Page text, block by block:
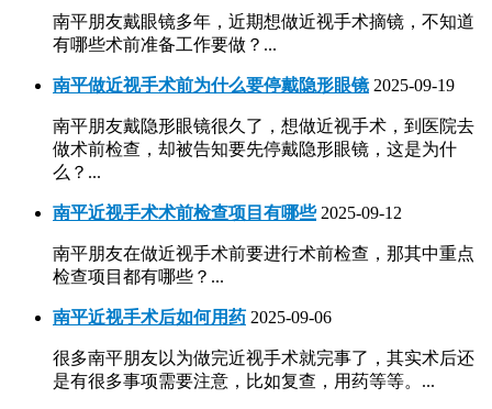
南平朋友戴眼镜多年，近期想做近视手术摘镜，不知道
有哪些术前准备工作要做？...
南平做近视手术前为什么要停戴隐形眼镜 2025-09-19
南平朋友戴隐形眼镜很久了，想做近视手术，到医院去
做术前检查，却被告知要先停戴隐形眼镜，这是为什
么？...
南平近视手术术前检查项目有哪些 2025-09-12
南平朋友在做近视手术前要进行术前检查，那其中重点
检查项目都有哪些？...
南平近视手术后如何用药 2025-09-06
很多南平朋友以为做完近视手术就完事了，其实术后还
是有很多事项需要注意，比如复查，用药等等。...